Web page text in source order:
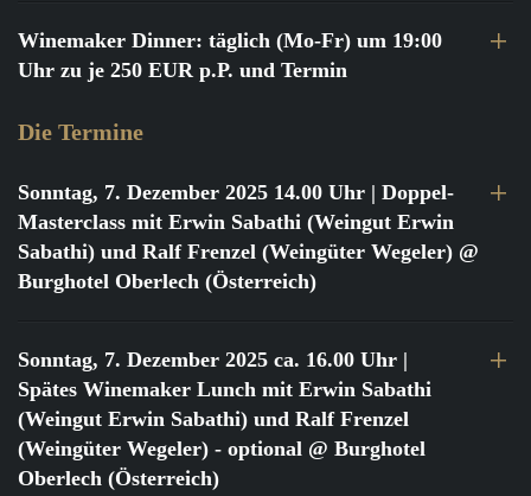
Winemaker Dinner: täglich (Mo-Fr) um 19:00
Uhr zu je 250 EUR p.P. und Termin
Die Termine
Sonntag, 7. Dezember 2025 14.00 Uhr | Doppel-
Masterclass mit Erwin Sabathi (Weingut Erwin
Sabathi) und Ralf Frenzel (Weingüter Wegeler) @
Burghotel Oberlech (Österreich)
Sonntag, 7. Dezember 2025 ca. 16.00 Uhr |
Spätes Winemaker Lunch mit Erwin Sabathi
(Weingut Erwin Sabathi) und Ralf Frenzel
(Weingüter Wegeler) - optional @ Burghotel
Oberlech (Österreich)